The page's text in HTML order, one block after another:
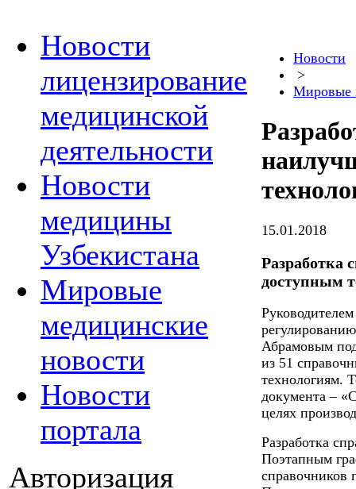
Новости
лицензирование
медицинской
деятельности
Новости
медицины
Узбекистана
Мировые
медицинские
новости
Новости
портала
Авторизация
Новости
>
Мировые
15.01.2018
Разработка
доступным
Абрамовым
из 51
технологиям.
документа –
целях
Разработка
Поэтапным